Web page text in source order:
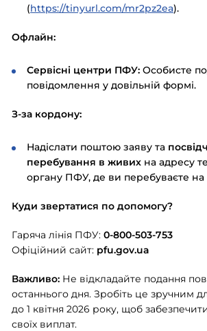
(https://tinyurl.com/mr2pz2ea).
Офлайн:
Сервісні центри ПФУ: Особисте
повідомлення у довільній формі.
З-за кордону:
Надіслати поштою заяву та
перебування в живих на адресу
органу ПФУ, де ви перебуваєте на
Куди звертатися по допомогу?
Гаряча лінія ПФУ: 0-800-503-753
Офіційний сайт: pfu.gov.ua
Важливо: Не відкладайте подання
останнього дня. Зробіть це зручним
до 1 квітня 2026 року, щоб
своїх виплат.